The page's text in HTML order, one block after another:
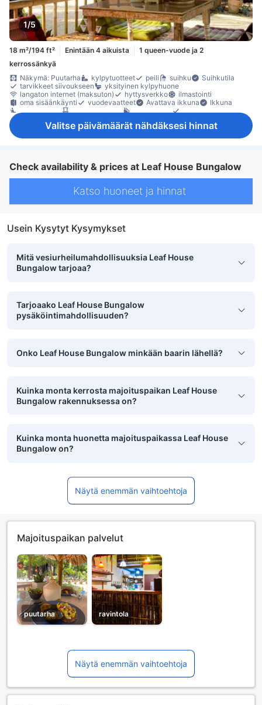
1/5
18 m²/194 ft² Enintään 4 aikuista
1 queen-vuode ja 2
kerrossänkyä
Näkymä: Puutarha
kylpytuotteet peili suihku
Suihkutila
tarvikkeet siivoukseen
yksityinen kylpyhuone
langaton internet (maksuton)
hyttysverkko
ilmastointi
oma sisäänkäynti
vuodevaatteet Avattava ikkuna
Ikkuna
Valitse päivämäärät nähdäksesi hinnat
Check availability & prices at Leaf House Bungalow
Katso huoneet ja hinnat
Usein Kysytyt Kysymykset
Mitä vesiurheilumahdollisuuksia Leaf House
Bungalow tarjoaa?
Tarjoaako Leaf House Bungalow
pysäköintimahdollisuuden?
Onko Leaf House Bungalow minkään baarin lähellä?
Kuinka monta kerrosta majoituspaikan Leaf House
Bungalow rakennuksessa on?
Kuinka monta huonetta majoituspaikassa Leaf House
Bungalow on?
Näytä enemmän vaihtoehtoja
Majoituspaikan palvelut
puutarha ravintola
Näytä enemmän vaihtoehtoja